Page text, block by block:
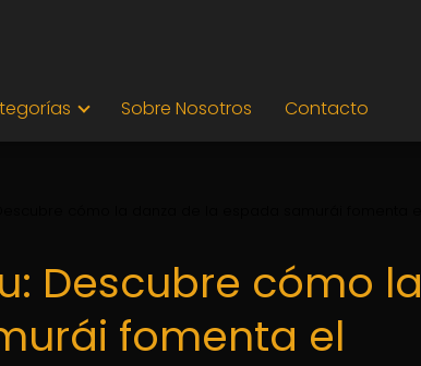
Sobre Nosotros Contacto
Descubre cómo la
fomenta el